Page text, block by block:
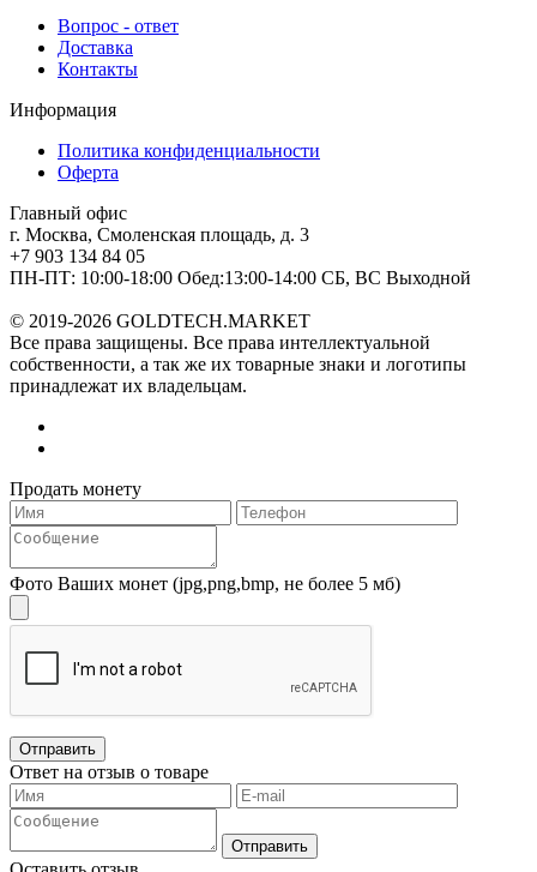
Вопрос - ответ
Доставка
Контакты
Информация
Политика конфиденциальности
Оферта
Главный офис
г. Москва, Смоленская площадь, д. 3
+7 903 134 84 05
ПН-ПТ: 10:00-18:00 Обед:13:00-14:00 СБ, ВС Выходной
© 2019-2026 GOLDTECH.MARKET
Все права защищены. Все права интеллектуальной
собственности, а так же их товарные знаки и логотипы
принадлежат их владельцам.
Продать монету
Фото Ваших монет (jpg,png,bmp, не более 5 мб)
Ответ на отзыв о товаре